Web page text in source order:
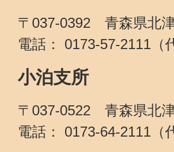
〒037-0392 青森県北
電話： 0173-57-2111（
小泊支所
〒037-0522 青森県北
電話： 0173-64-2111（